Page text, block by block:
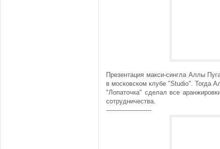
Презентация макси-сингла Аллы
в московском клубе "Studio". Тогда
"Лопаточка" сделал все
сотрудничества.
-----------------------